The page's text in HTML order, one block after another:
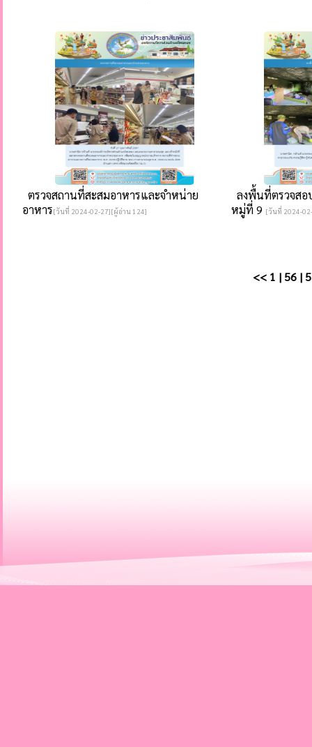
ตรวจสถานที่สะสมอาหารและจำหน่าย
อาหาร[วันที่ 2024-02-27][ผู้อ่าน 124]
ลงพื้นที่ตรวจส
หมู่ที่ 9 [วันที่ 2024-
<< 1 | 56 |